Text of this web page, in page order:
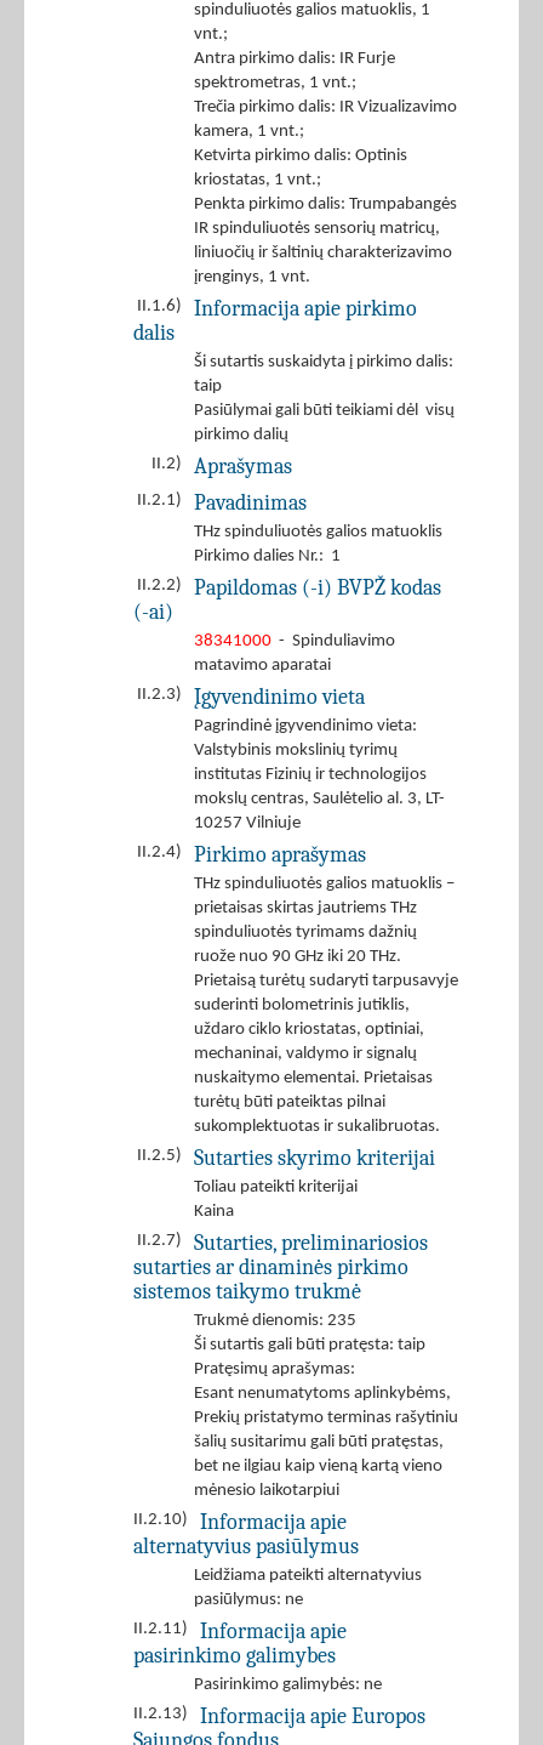
spinduliuotės galios matuoklis, 1
vnt.;
Antra pirkimo dalis: IR Furje
spektrometras, 1 vnt.;
Trečia pirkimo dalis: IR Vizualizavimo
kamera, 1 vnt.;
Ketvirta pirkimo dalis: Optinis
kriostatas, 1 vnt.;
Penkta pirkimo dalis: Trumpabangės
IR spinduliuotės sensorių matricų,
liniuočių ir šaltinių charakterizavimo
įrenginys, 1 vnt.
II.1.6)
Informacija apie pirkimo
dalis
Ši sutartis suskaidyta į pirkimo dalis:
taip
Pasiūlymai gali būti teikiami dėl visų
pirkimo dalių
II.2)
Aprašymas
II.2.1) Pavadinimas
THz spinduliuotės galios matuoklis
Pirkimo dalies Nr.: 1
II.2.2)
Papildomas (-i) BVPŽ kodas
(-ai)
38341000 - Spinduliavimo
matavimo aparatai
II.2.3)
Įgyvendinimo vieta
Pagrindinė įgyvendinimo vieta:
Valstybinis mokslinių tyrimų
institutas Fizinių ir technologijos
mokslų centras, Saulėtelio al. 3, LT-
10257 Vilniuje
II.2.4)
Pirkimo aprašymas
THz spinduliuotės galios matuoklis –
prietaisas skirtas jautriems THz
spinduliuotės tyrimams dažnių
ruože nuo 90 GHz iki 20 THz.
Prietaisą turėtų sudaryti tarpusavyje
suderinti bolometrinis jutiklis,
uždaro ciklo kriostatas, optiniai,
mechaninai, valdymo ir signalų
nuskaitymo elementai. Prietaisas
turėtų būti pateiktas pilnai
sukomplektuotas ir sukalibruotas.
II.2.5)
Sutarties skyrimo kriterijai
Toliau pateikti kriterijai
Kaina
II.2.7)
Sutarties, preliminariosios
sutarties ar dinaminės pirkimo
sistemos taikymo trukmė
Trukmė dienomis: 235
Ši sutartis gali būti pratęsta: taip
Pratęsimų aprašymas:
Esant nenumatytoms aplinkybėms,
Prekių pristatymo terminas rašytiniu
šalių susitarimu gali būti pratęstas,
bet ne ilgiau kaip vieną kartą vieno
mėnesio laikotarpiui
II.2.10)
Informacija apie
alternatyvius pasiūlymus
Leidžiama pateikti alternatyvius
pasiūlymus: ne
II.2.11)
Informacija apie
pasirinkimo galimybes
Pasirinkimo galimybės: ne
II.2.13)
Informacija apie Europos